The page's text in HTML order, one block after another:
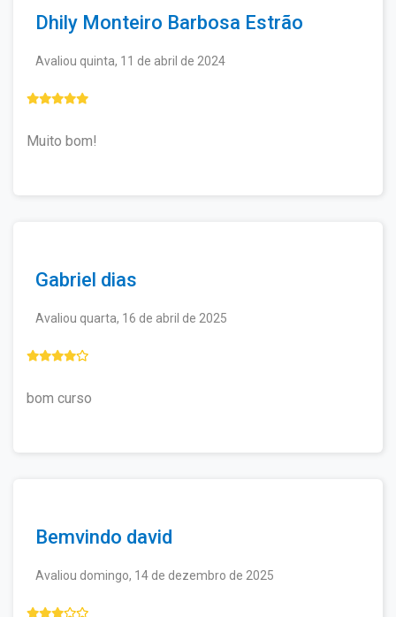
Dhily Monteiro Barbosa Estrão
Avaliou quinta, 11 de abril de 2024
Muito bom!
Gabriel dias
Avaliou quarta, 16 de abril de 2025
bom curso
Bemvindo david
Avaliou domingo, 14 de dezembro de 2025